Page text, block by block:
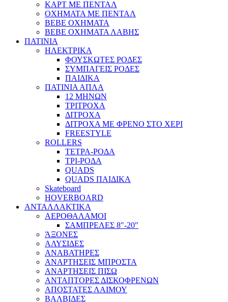
ΚΑΡΤ ΜΕ ΠΕΝΤΑΛ
ΟΧΗΜΑΤΑ ΜΕ ΠΕΝΤΑΛ
BEBE ΟΧΗΜΑΤΑ
BEBE ΟΧΗΜΑΤΑ ΛΑΒΗΣ
ΠΑΤΙΝΙΑ
ΗΛΕΚΤΡΙΚΑ
ΦΟΥΣΚΩΤΕΣ ΡΟΔΕΣ
ΣΥΜΠΑΓΕΙΣ ΡΟΔΕΣ
ΠΑΙΔΙΚΑ
ΠΑΤΙΝΙΑ ΑΠΛΑ
12 ΜΗΝΩΝ
ΤΡΙΤΡΟΧΑ
ΔΙΤΡΟΧΑ
ΔΙΤΡΟΧΑ ΜΕ ΦΡΕΝΟ ΣΤΟ ΧΕΡΙ
FREESTYLE
ROLLERS
ΤΕΤΡΑ-ΡΟΔΑ
ΤΡΙ-ΡΟΔΑ
QUADS
QUADS ΠΑΙΔΙΚΑ
Skateboard
HOVERBOARD
ΑΝΤΑΛΛΑΚΤΙΚΑ
ΑΕΡΟΘΑΛΑΜΟΙ
ΣΑΜΠΡΕΛΕΣ 8″-20″
ΆΞΟΝΕΣ
ΑΛΥΣΙΔΕΣ
ΑΝΑΒΑΤΗΡΕΣ
ΑΝΑΡΤΗΣΕΙΣ ΜΠΡΟΣΤΑ
ΑΝΑΡΤΗΣΕΙΣ ΠΙΣΩ
ΑΝΤΑΠΤΟΡΕΣ ΔΙΣΚΟΦΡΕΝΩΝ
ΑΠΟΣΤΑΤΕΣ ΛΑΙΜΟΥ
ΒΑΛΒΙΔΕΣ